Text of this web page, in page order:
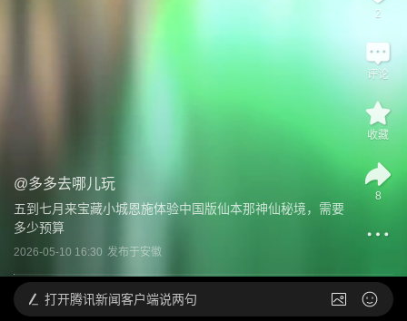
@多多去哪儿玩
五到七月来宝藏小城恩施体验中国版仙本那神仙秘境，需要
多少预算
2026-05-10 16:30 发布于安徽
2
评论
收藏
8
打开腾讯新闻客户端说两句